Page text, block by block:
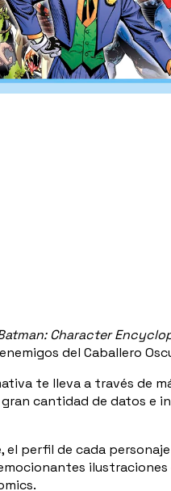
Character
del Caballero
te lleva a través de
cantidad de datos e
perfil de cada
ilustraciones